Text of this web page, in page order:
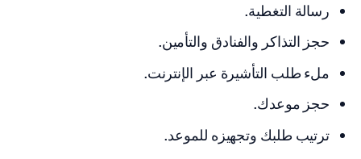
رسالة التغطية.
حجز التذاكر والفنادق والتأمين.
ملء طلب التأشيرة عبر الإنترنت.
حجز موعدك.
ترتيب طلبك وتجهيزه للموعد.